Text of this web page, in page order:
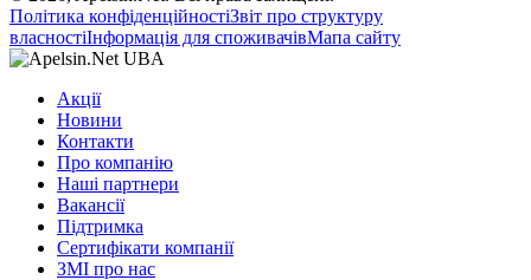
Політика конфіденційностіЗвіт про структуру
власностіІнформація для споживачівМапа сайту
Акції
Новини
Контакти
Про компанію
Наші партнери
Вакансії
Підтримка
Сертифікати компанії
ЗМІ про нас